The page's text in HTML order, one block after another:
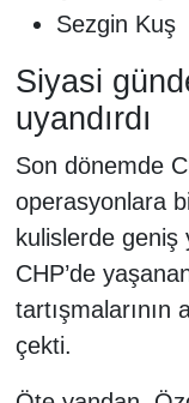
Sezgin Kuş
Siyasi
uyandırdı
Son dönemde
operasyonlara
kulislerde geniş
CHP’de
tartışmalarının
çekti.